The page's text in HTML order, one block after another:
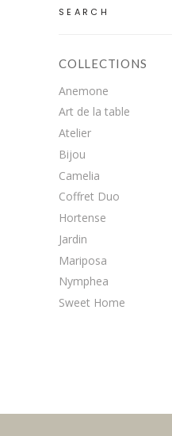
for:
COLLECTIONS
Anemone
Art de la table
Atelier
Bijou
Camelia
Coffret Duo
Hortense
Jardin
Mariposa
Nymphea
Sweet Home